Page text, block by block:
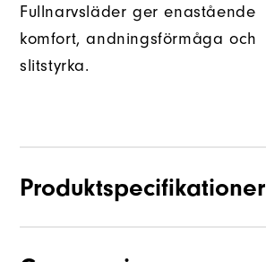
Fullnarvsläder ger enastående
komfort, andningsförmåga och
slitstyrka.
Produktspecifikationer